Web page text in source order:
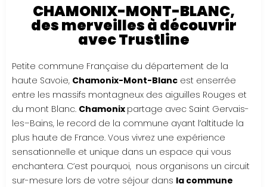
CHAMONIX-MONT-BLANC,
des merveilles à découvrir
avec Trustline
Petite commune Française du département de la
haute Savoie, Chamonix-Mont-Blanc est enserrée
entre les massifs montagneux des aiguilles Rouges et
du mont Blanc. Chamonix partage avec Saint Gervais-
les–Bains, le record de la commune ayant l’altitude la
plus haute de France. Vous vivrez une expérience
sensationnelle et unique dans un espace qui vous
enchantera. C’est pourquoi, nous organisons un circuit
sur-mesure lors de votre séjour dans la commune